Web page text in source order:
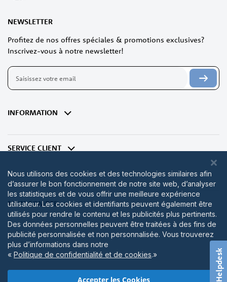
Helpdesk
NEWSLETTER
Profitez de nos offres spéciales & promotions exclusives?
Inscrivez-vous à notre newsletter!
Inscription
notre
d’information
INFORMATION
SERVICE CLIENT
MON COMPTE
Nous utilisons des cookies et des technologies similaires afin
d’assurer le bon fonctionnement de notre site web, d’analyser
les statistiques et de vous offrir une meilleure expérience
utilisateur. Les cookies et identifiants peuvent également être
utilisés pour rendre le contenu et les publicités plus pertinents.
Des données personnelles peuvent être traitées à des fins de
publicité personnalisée et non personnalisée. Vous trouverez
plus d’informations dans notre
« Politique de confidentialité et de cookies.»
Accepter les Cookies